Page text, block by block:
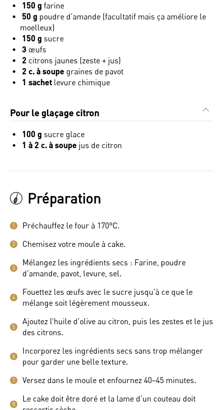
150 g farine
50 g poudre d’amande (facultatif mais ça améliore le
moelleux)
150 g sucre
3 œufs
2 citrons jaunes (zeste + jus)
2 c. à soupe graines de pavot
1 sachetlevure chimique
Pour le glaçage citron
100 g sucre glace
1 à 2 c. à soupe jus de citron
Préparation
1 Préchauffez le four à 170°C.
2 Chemisez votre moule à cake.
3
Mélangez les ingrédients secs : Farine, poudre
d’amande, pavot, levure, sel.
4
Fouettez les œufs avec le sucre jusqu’à ce que le
mélange soit légèrement mousseux.
5
Ajoutez l’huile d’olive au citron, puis les zestes et le jus
des citrons.
6
Incorporez les ingrédients secs sans trop mélanger
pour garder une belle texture.
7 Versez dans le moule et enfournez 40–45 minutes.
8
Le cake doit être doré et la lame d’un couteau doit